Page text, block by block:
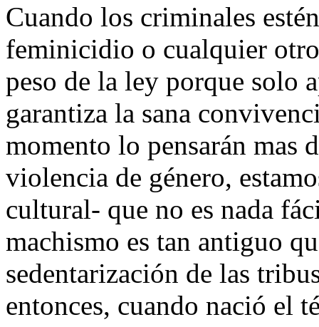
Cuando los criminales
feminicidio o cualquier
peso de la ley porque solo
garantiza la sana
momento lo pensarán mas
violencia de género,
cultural- que no es nada
machismo es tan antiguo
sedentarización de las
entonces, cuando nació el